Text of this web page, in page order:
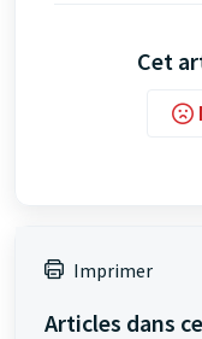
Cet
Imprimer
Articles dans